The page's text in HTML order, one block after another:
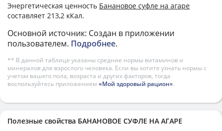
Энергетическая ценность Банановое суфле на агаре
составляет 213,2 кКал.
Основной источник: Создан в приложении
пользователем. Подробнее.
** В данной таблице указаны средние нормы витаминов и
минералов для взрослого человека. Если вы хотите узнать нормы с
учетом вашего пола, возраста и других факторов, тогда
воспользуйтесь приложением «Мой здоровый рацион».
Полезные свойства БАНАНОВОЕ СУФЛЕ НА АГАРЕ